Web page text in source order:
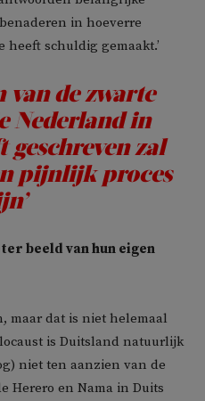
in hoeverre
schuldig gemaakt.’
van de zwarte
Nederland in
geschreven zal
pijnlijk proces
beeld van hun eigen
maar dat is niet helemaal
is Duitsland natuurlijk
niet ten aanzien van de
Herero en Nama in Duits